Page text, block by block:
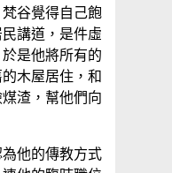
谷覺得自己飽
講道，是件虛
是他將所有的
木屋居住，和
渣，幫他們向
他的傳教方式